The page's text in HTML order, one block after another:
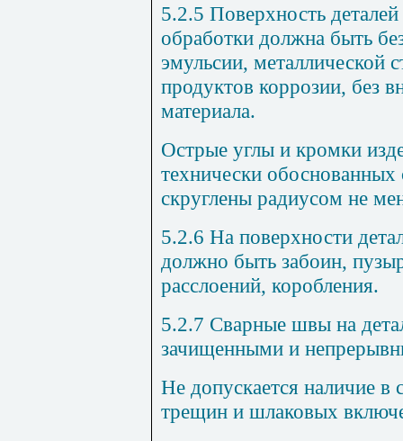
5.2.5 Поверхность
обработки должна быть
эмульсии, металлической
продуктов коррозии, без
материала.
Острые углы и кромки
технически
скруглены радиусом не
5.2.6 На поверхности
должно быть забоин,
расслоений, коробления.
5.2.7 Сварные швы на
зачищенными и
Не допускается наличие
трещин и шлаковых